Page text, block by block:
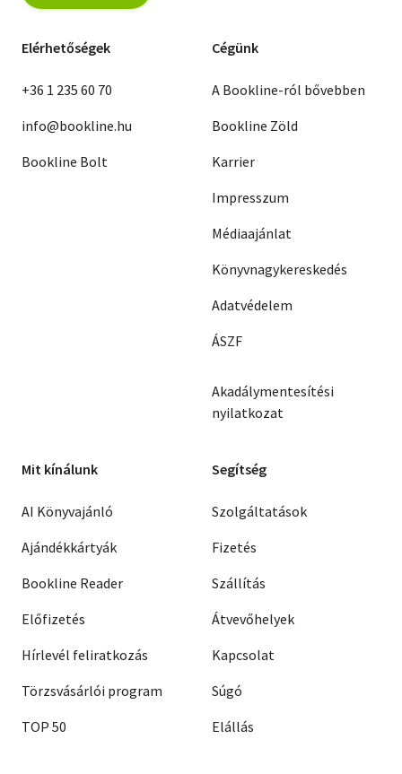
Elérhetőségek
+36 1 235 60 70
info@bookline.hu
Bookline Bolt
Cégünk
A Bookline-ról bővebben
Bookline Zöld
Karrier
Impresszum
Médiaajánlat
Könyvnagykereskedés
Adatvédelem
ÁSZF
Akadálymentesítési
nyilatkozat
Mit kínálunk
AI Könyvajánló
Ajándékkártyák
Bookline Reader
Előfizetés
Hírlevél feliratkozás
Törzsvásárlói program
TOP 50
Segítség
Szolgáltatások
Fizetés
Szállítás
Átvevőhelyek
Kapcsolat
Súgó
Elállás